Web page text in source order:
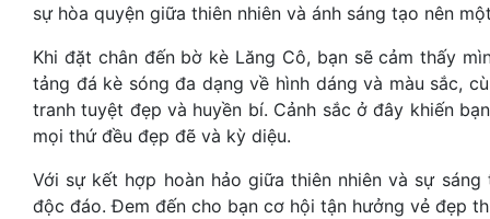
sự hòa quyện giữa thiên nhiên và ánh sáng tạo nên
Khi đặt chân đến bờ kè Lăng Cô, bạn sẽ cảm thấy
tảng đá kè sóng đa dạng về hình dáng và màu sắc,
tranh tuyệt đẹp và huyền bí. Cảnh sắc ở đây khiến
mọi thứ đều đẹp đẽ và kỳ diệu.
Với sự kết hợp hoàn hảo giữa thiên nhiên và sự
độc đáo. Đem đến cho bạn cơ hội tận hưởng vẻ đẹp